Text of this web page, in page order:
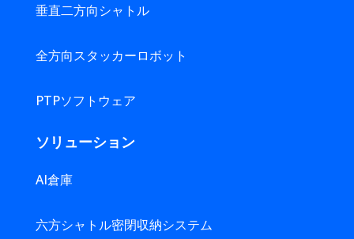
垂直二方向シャトル
全方向スタッカーロボット
PTPソフトウェア
ソリューション
AI倉庫
六方シャトル密閉収納システム